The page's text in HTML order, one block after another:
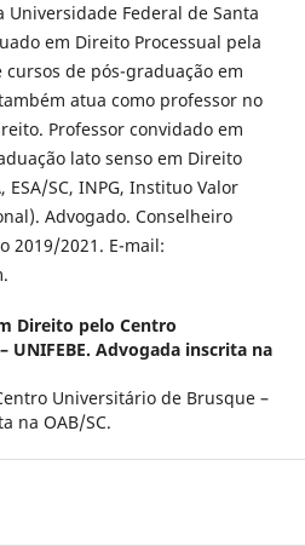
Federal de Santa
em Direito Processual pela
cursos de pós-graduação em
atua como professor no
Professor convidado em
lato senso em Direito
ESA/SC, INPG, Instituo Valor
Advogado. Conselheiro
2019/2021. E-mail:
Direito pelo Centro
UNIFEBE. Advogada inscrita na
Universitário de Brusque –
na OAB/SC.